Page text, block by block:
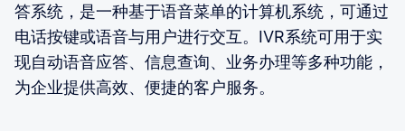
答系统，是一种基于语音菜单的计算机系统，可通过
电话按键或语音与用户进行交互。IVR系统可用于实
现自动语音应答、信息查询、业务办理等多种功能，
为企业提供高效、便捷的客户服务。